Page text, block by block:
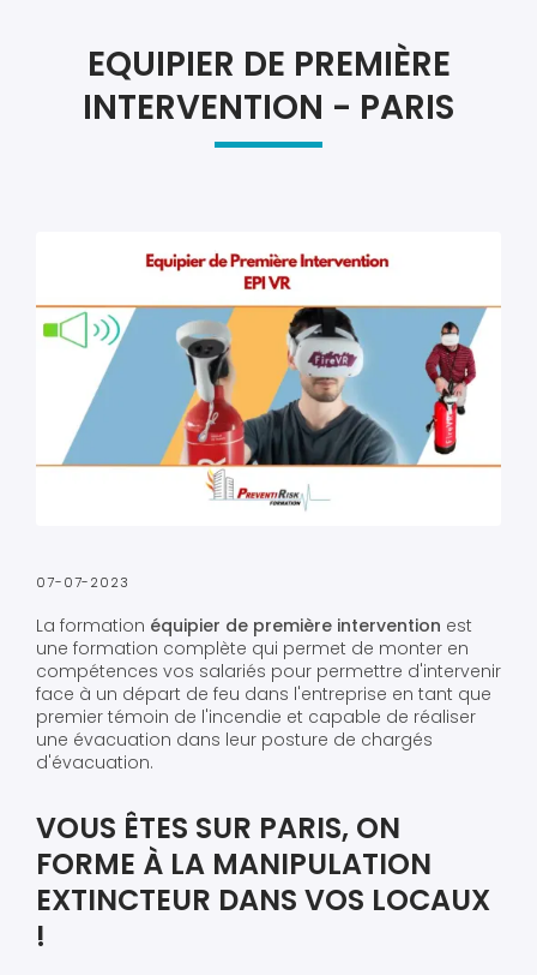
EQUIPIER DE PREMIÈRE
INTERVENTION - PARIS
07-07-2023
La formation équipier de première intervention est
une formation complète qui permet de monter en
compétences vos salariés pour permettre d'intervenir
face à un départ de feu dans l'entreprise en tant que
premier témoin de l'incendie et capable de réaliser
une évacuation dans leur posture de chargés
d'évacuation.
VOUS ÊTES SUR PARIS, ON
FORME À LA MANIPULATION
EXTINCTEUR DANS VOS LOCAUX
!